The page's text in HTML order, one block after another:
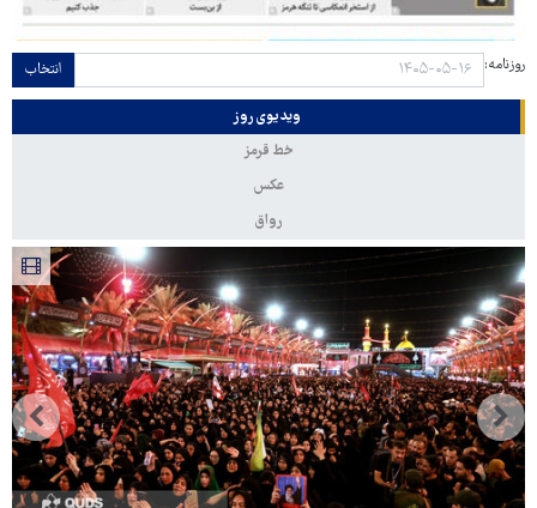
روزنامه: انتخاب
ویدیوی روز
خط قرمز
عکس
رواق